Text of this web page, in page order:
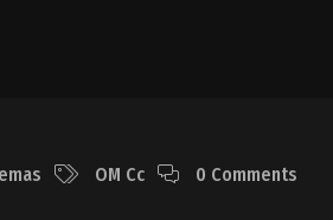
OM Cc 0 Comments